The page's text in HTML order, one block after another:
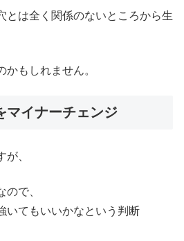
とは全く関係のないところから生
もしれません。
マイナーチェンジ
、
ので、
いてもいいかなという判断